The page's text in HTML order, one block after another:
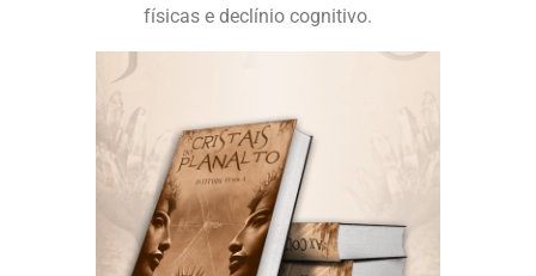
físicas e declínio cognitivo.